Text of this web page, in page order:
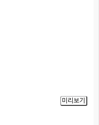
미리보기